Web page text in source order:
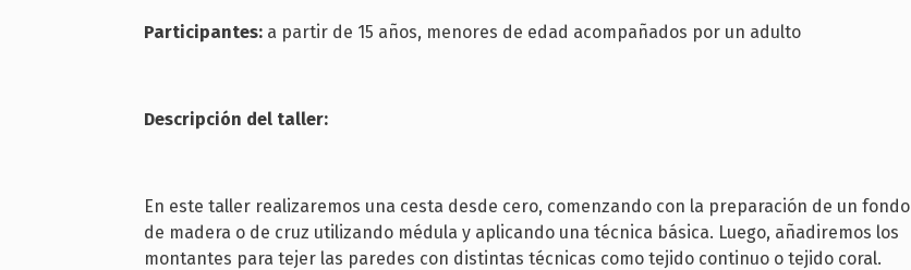
Participantes: a partir de 15 años, menores de edad acompañados por un adulto
Descripción del taller:
En este taller realizaremos una cesta desde cero, comenzando con la preparación de un fondo
de madera o de cruz utilizando médula y aplicando una técnica básica. Luego, añadiremos los
montantes para tejer las paredes con distintas técnicas como tejido continuo o tejido coral.